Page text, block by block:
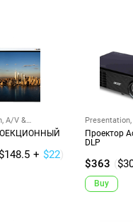
A/V &
$148.5 + $22)
Projectors
Проектор
DLP
$363 (
Buy